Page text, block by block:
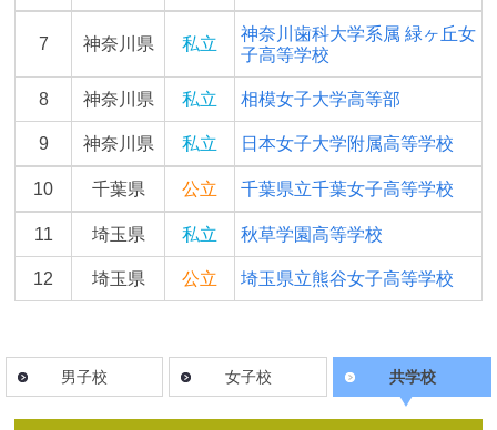
7 神奈川県 私立
神奈川歯科大学系属 緑ヶ丘女
子高等学校
8 神奈川県 私立 相模女子大学高等部
9 神奈川県 私立 日本女子大学附属高等学校
10 千葉県 公立 千葉県立千葉女子高等学校
11 埼玉県 私立 秋草学園高等学校
12 埼玉県 公立 埼玉県立熊谷女子高等学校
男子校 女子校 共学校